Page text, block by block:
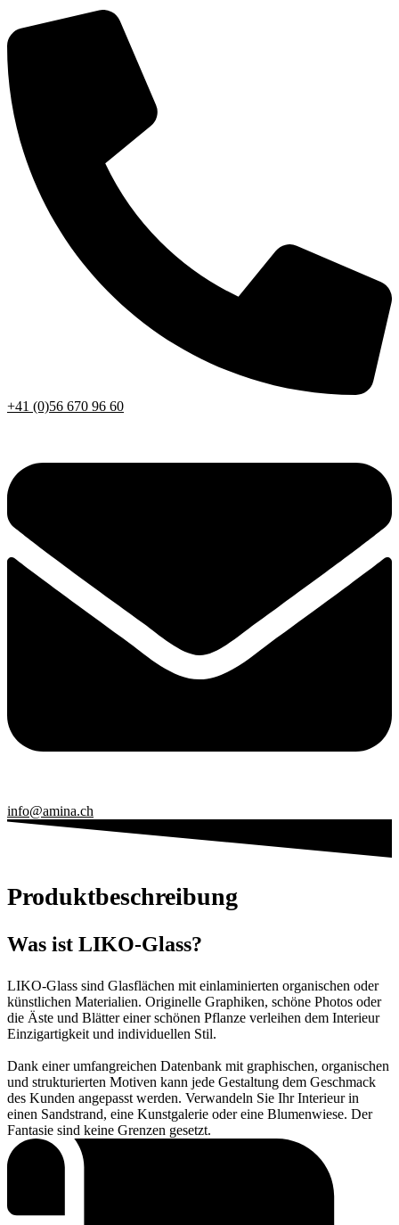
+41 (0)56 670 96 60
info@amina.ch
Produkt­beschreibung
Was ist LIKO-Glass?
LIKO-Glass sind Glasflächen mit einlaminierten organischen oder
künstlichen Materialien. Originelle Graphiken, schöne Photos oder
die Äste und Blätter einer schönen Pflanze verleihen dem Interieur
Einzigartigkeit und individuellen Stil.
Dank einer umfangreichen Datenbank mit graphischen, organischen
und strukturierten Motiven kann jede Gestaltung dem Geschmack
des Kunden angepasst werden. Verwandeln Sie Ihr Interieur in
einen Sandstrand, eine Kunstgalerie oder eine Blumenwiese. Der
Fantasie sind keine Grenzen gesetzt.